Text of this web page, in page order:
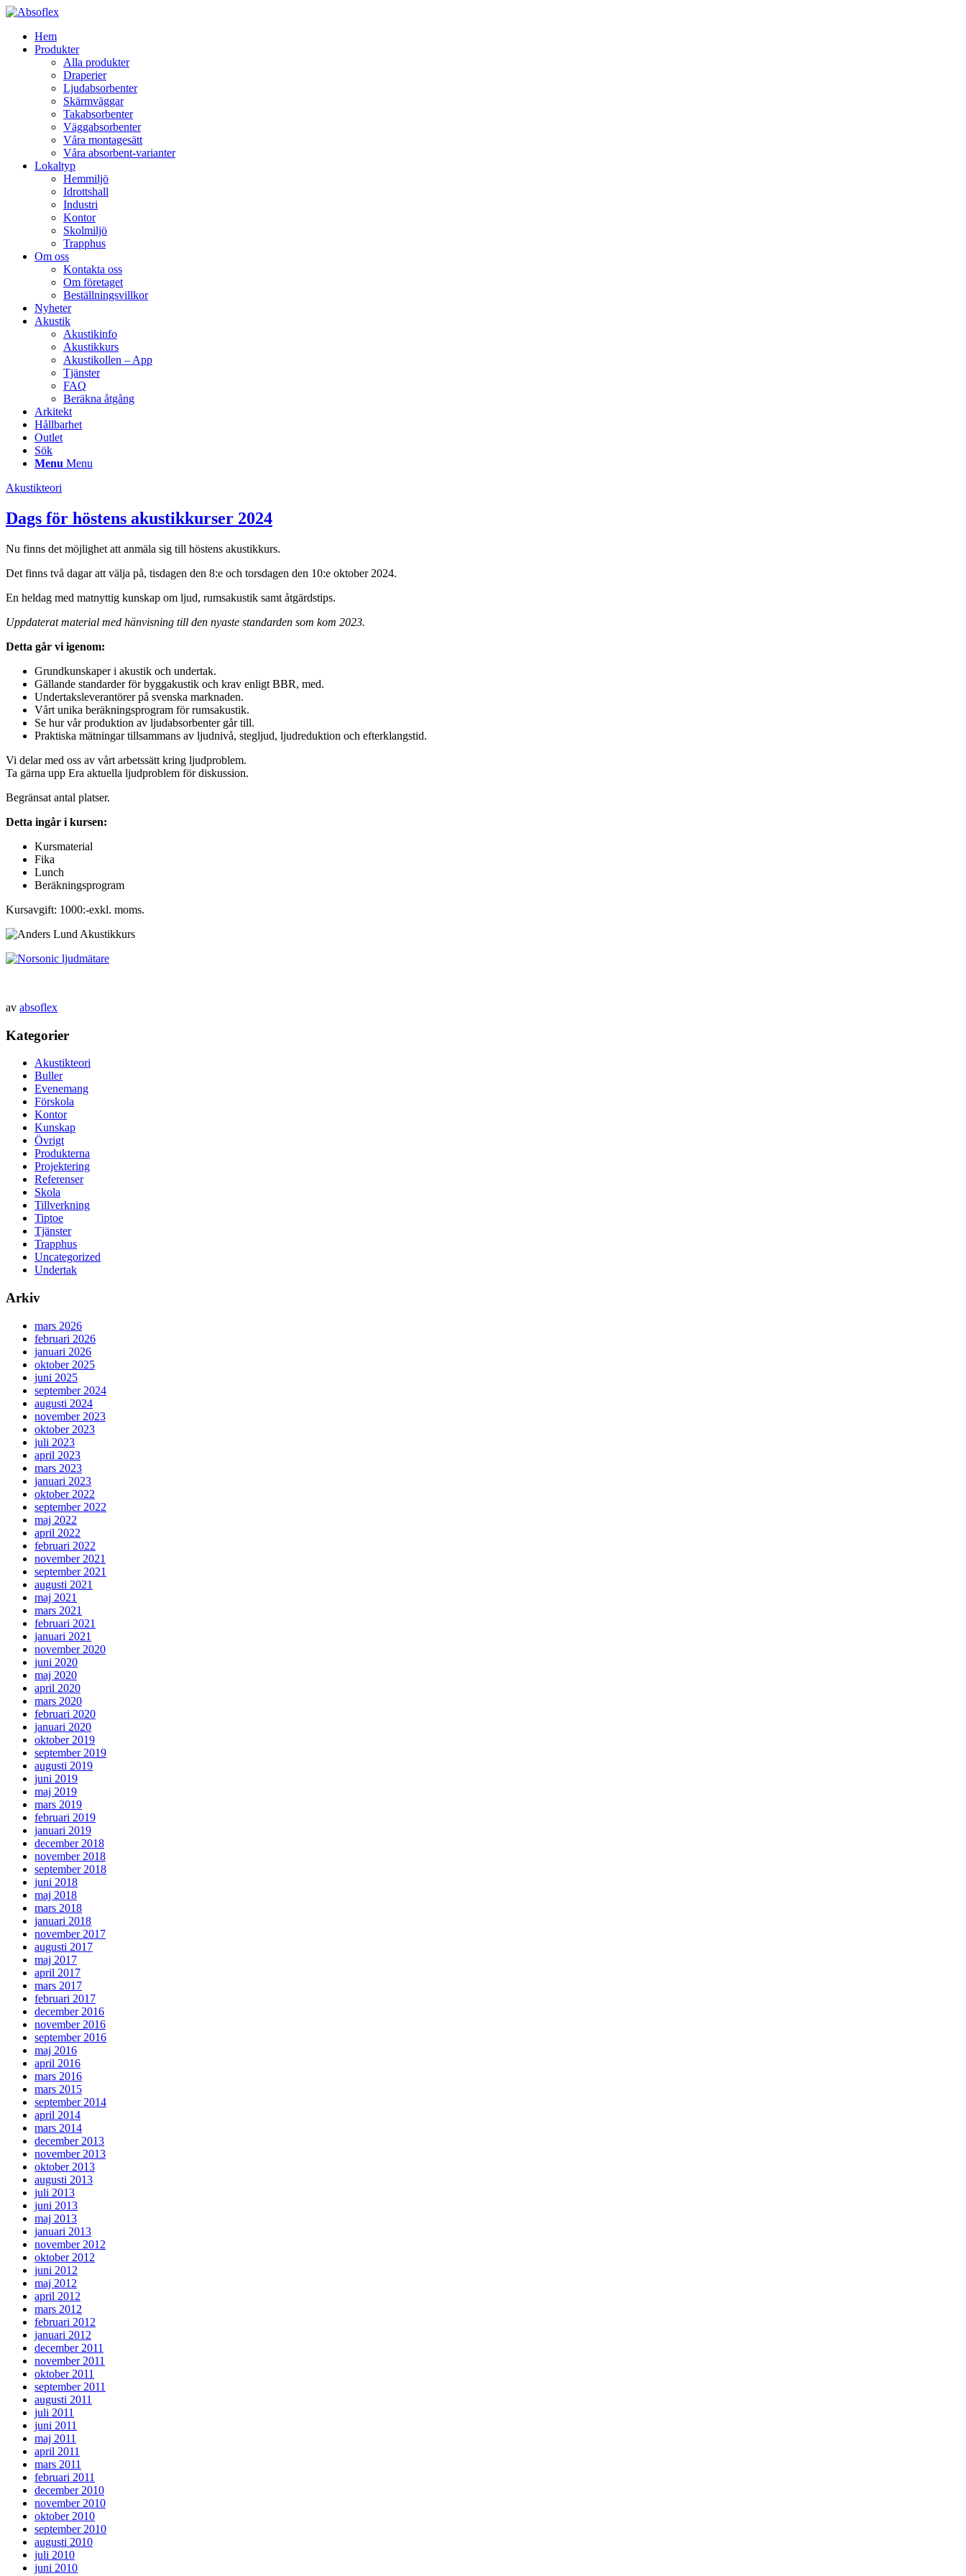
Hem
Produkter
Alla produkter
Draperier
Ljudabsorbenter
Skärmväggar
Takabsorbenter
Väggabsorbenter
Våra montagesätt
Våra absorbent-varianter
Lokaltyp
Hemmiljö
Idrottshall
Industri
Kontor
Skolmiljö
Trapphus
Om oss
Kontakta oss
Om företaget
Beställningsvillkor
Nyheter
Akustik
Akustikinfo
Akustikkurs
Akustikollen – App
Tjänster
FAQ
Beräkna åtgång
Arkitekt
Hållbarhet
Outlet
Sök
Menu Menu
Akustikteori
Dags för höstens akustikkurser 2024
Nu finns det möjlighet att anmäla sig till höstens akustikkurs.
Det finns två dagar att välja på, tisdagen den 8:e och torsdagen den 10:e oktober 2024.
En heldag med matnyttig kunskap om ljud, rumsakustik samt åtgärdstips.
Uppdaterat material med hänvisning till den nyaste standarden som kom 2023.
Detta går vi igenom:
Grundkunskaper i akustik och undertak.
Gällande standarder för byggakustik och krav enligt BBR, med.
Undertaksleverantörer på svenska marknaden.
Vårt unika beräkningsprogram för rumsakustik.
Se hur vår produktion av ljudabsorbenter går till.
Praktiska mätningar tillsammans av ljudnivå, stegljud, ljudreduktion och efterklangstid.
Vi delar med oss av vårt arbetssätt kring ljudproblem.
Ta gärna upp Era aktuella ljudproblem för diskussion.
Begränsat antal platser.
Detta ingår i kursen:
Kursmaterial
Fika
Lunch
Beräkningsprogram
Kursavgift: 1000:-exkl. moms.
av absoflex
Kategorier
Akustikteori
Buller
Evenemang
Förskola
Kontor
Kunskap
Övrigt
Produkterna
Projektering
Referenser
Skola
Tillverkning
Tiptoe
Tjänster
Trapphus
Uncategorized
Undertak
Arkiv
mars 2026
februari 2026
januari 2026
oktober 2025
juni 2025
september 2024
augusti 2024
november 2023
oktober 2023
juli 2023
april 2023
mars 2023
januari 2023
oktober 2022
september 2022
maj 2022
april 2022
februari 2022
november 2021
september 2021
augusti 2021
maj 2021
mars 2021
februari 2021
januari 2021
november 2020
juni 2020
maj 2020
april 2020
mars 2020
februari 2020
januari 2020
oktober 2019
september 2019
augusti 2019
juni 2019
maj 2019
mars 2019
februari 2019
januari 2019
december 2018
november 2018
september 2018
juni 2018
maj 2018
mars 2018
januari 2018
november 2017
augusti 2017
maj 2017
april 2017
mars 2017
februari 2017
december 2016
november 2016
september 2016
maj 2016
april 2016
mars 2016
mars 2015
september 2014
april 2014
mars 2014
december 2013
november 2013
oktober 2013
augusti 2013
juli 2013
juni 2013
maj 2013
januari 2013
november 2012
oktober 2012
juni 2012
maj 2012
april 2012
mars 2012
februari 2012
januari 2012
december 2011
november 2011
oktober 2011
september 2011
augusti 2011
juli 2011
juni 2011
maj 2011
april 2011
mars 2011
februari 2011
december 2010
november 2010
oktober 2010
september 2010
augusti 2010
juli 2010
juni 2010